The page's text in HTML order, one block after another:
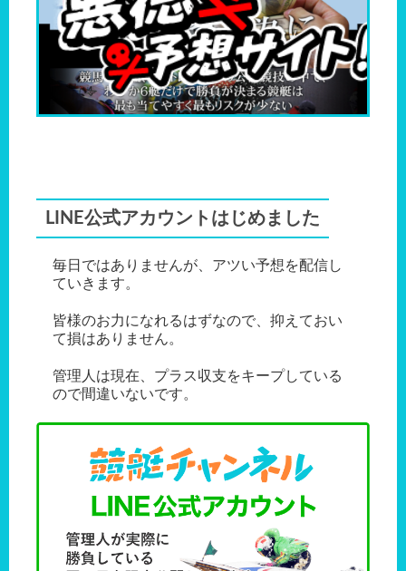
LINE公式アカウントはじめました
毎日ではありませんが、アツい予想を配信し
ていきます。
皆様のお力になれるはずなので、抑えておい
て損はありません。
管理人は現在、プラス収支をキープしている
ので間違いないです。